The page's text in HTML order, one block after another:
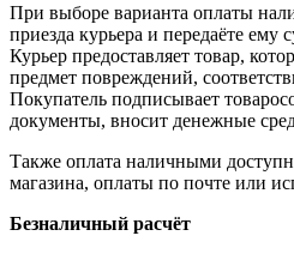
При выборе варианта оплаты
приезда курьера и передаёте ему
Курьер предоставляет товар,
предмет повреждений,
Покупатель подписывает
документы, вносит денежные
Также оплата наличными
магазина, оплаты по почте или
Безналичный расчёт